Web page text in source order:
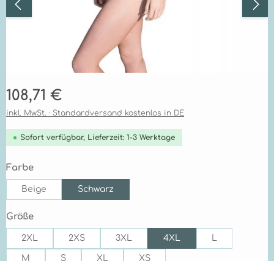
Regulärer Preis:
108,71 €
inkl. MwSt. · Standardversand kostenlos in DE
Sofort verfügbar, Lieferzeit: 1-3 Werktage
Farbeauswählen
Beige Schwarz
Größeauswählen
2XL 2XS 3XL 4XL L
M S XL XS